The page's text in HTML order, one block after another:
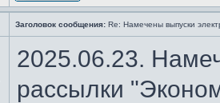
Заголовок сообщения: Re: Намечены выпуски
2025.06.23.
рассылки